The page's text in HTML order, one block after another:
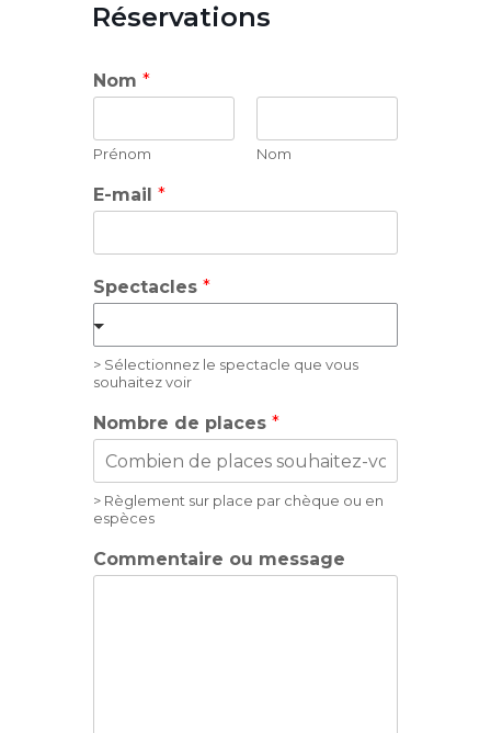
Réservations
Nom *
Prénom Nom
E-mail *
Spectacles *
> Sélectionnez le spectacle que vous
souhaitez voir
Nombre de places *
> Règlement sur place par chèque ou en
espèces
Commentaire ou message